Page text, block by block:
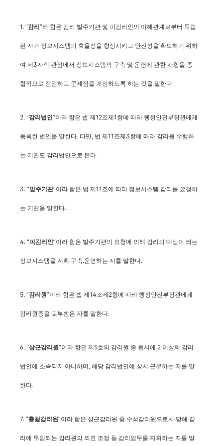
1. “감리 ”라 함은 감리 발주기관 및 피감리인의 이해관계로부터 독립
된 자가 정보시스템의 효율성을 향상시키고 안전성을 확보하기 위하
여 제3자적 관점에서 정보시스템의 구축 및 운영에 관한 사항을 종
합적으로 점검하고 문제점을 개선하도록 하는 것을 말한다.
2. “감리법인”이라 함은 법 제12조제1항에 따라 행정안전부장관에게
등록한 법인을 말한다. 다만, 법 제11조제3항에 따라 감리를 수행하
는 기관도 감리법인으로 본다.
3. “발주기관”이라 함은 법 제11조에 따라 정보시스템 감리를 요청하
는 기관을 말한다.
4. “피감리인”이라 함은 발주기관의 요청에 의해 감리의 대상이 되는
정보시스템을 계획․구축․운영하는 자를 말한다.
5. “감리원”이라 함은 법 제14조제2항에 따라 행정안전부장관에게
감리원증을 교부받은 자를 말한다.
6. “상근감리원”이라 함은 제5호의 감리원 중 동시에 2 이상의 감리
법인에 소속되지 아니하며, 해당 감리법인에 상시 근무하는 자를 말
한다.
7. “총괄감리원”이라 함은 상근감리원 중 수석감리원으로서 당해 감
리에 투입되는 감리원의 의견 조정 등 감리업무를 지휘하는 자를 말